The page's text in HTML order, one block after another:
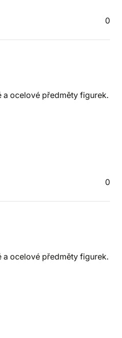
0
a ocelové předměty figurek.
0
a ocelové předměty figurek.